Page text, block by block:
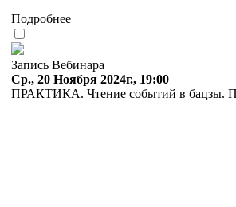
Подробнее
Запись Вебинара
Ср., 20 Ноября 2024г., 19:00
ПРАКТИКА. Чтение событий в бацзы.